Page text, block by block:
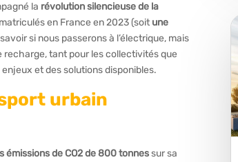
la révolution silencieuse de la
en France en 2023 (soit une
si nous passerons à l’électrique, mais
recharge, tant pour les collectivités que
et des solutions disponibles.
urbain
émissions de CO2 de 800 tonnessur sa